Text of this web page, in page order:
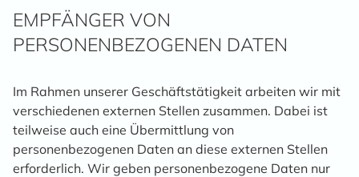
EMPFÄNGER VON
PERSONENBEZOGENEN DATEN
Im Rahmen unserer Geschäftstätigkeit arbeiten wir mit
verschiedenen externen Stellen zusammen. Dabei ist
teilweise auch eine Übermittlung von
personenbezogenen Daten an diese externen Stellen
erforderlich. Wir geben personenbezogene Daten nur